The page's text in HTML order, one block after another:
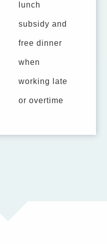
lunch
subsidy and
free dinner
when
working late
or overtime